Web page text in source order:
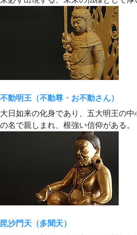
不動明王（不動尊・お不動さん）
大日如来の化身であり、五大明王の
の名で親しまれ、根強い信仰がある。
毘沙門天（多聞天）